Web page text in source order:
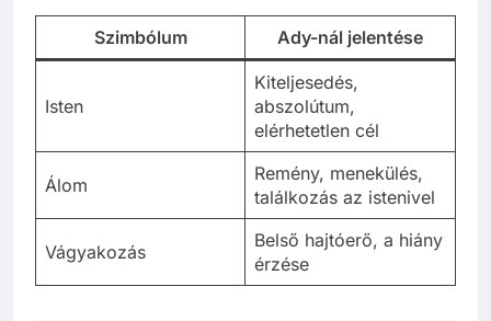
Szimbólum Ady-nál jelentése
Isten
Kiteljesedés,
abszolútum,
elérhetetlen cél
Álom
Remény, menekülés,
találkozás az istenivel
Vágyakozás
Belső hajtóerő, a hiány
érzése